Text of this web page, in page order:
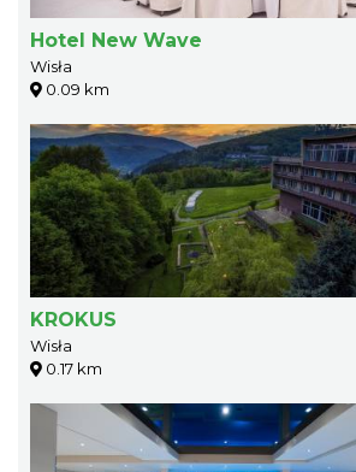
Hotel New Wave
Wisła
0.09 km
KROKUS
Wisła
0.17 km